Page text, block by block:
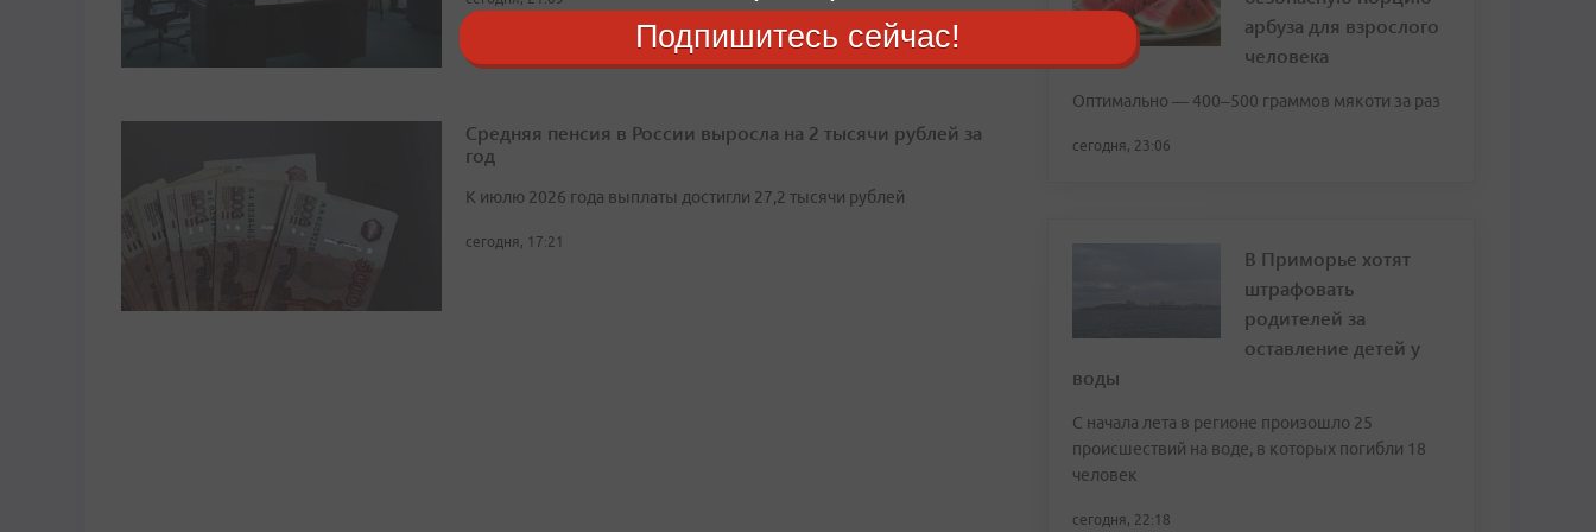
Средняя пенсия в России выросла на 2 тысячи рублей за
год
К июлю 2026 года выплаты достигли 27,2 тысячи рублей
сегодня, 17:21
арбуза для взрослого
человека
Оптимально — 400–500 граммов мякоти за раз
сегодня, 23:06
В Приморье хотят
штрафовать
родителей за
оставление детей у
воды
С начала лета в регионе произошло 25
происшествий на воде, в которых погибли 18
человек
сегодня, 22:18
Подпишитесь сейчас!